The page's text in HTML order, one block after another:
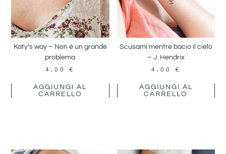
Katy’s way – Non è un grande
problema
4,00€
AGGIUNGI AL
CARRELLO
Scusami mentre bacio il cielo
– J. Hendrix
4,00 €
AGGIUNGI AL
CARRELLO